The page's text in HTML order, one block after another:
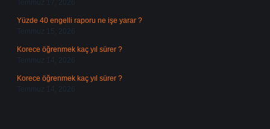
Temmuz 17, 2026
Yüzde 40 engelli raporu ne işe yarar ?
Temmuz 15, 2026
Korece öğrenmek kaç yıl sürer ?
Temmuz 14, 2026
Korece öğrenmek kaç yıl sürer ?
Temmuz 14, 2026